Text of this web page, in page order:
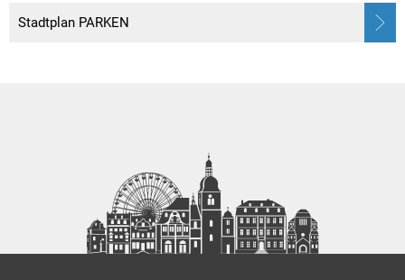
Stadtplan PARKEN